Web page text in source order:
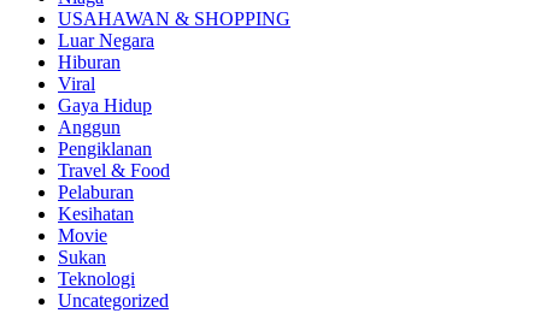
USAHAWAN & SHOPPING
Luar Negara
Hiburan
Viral
Gaya Hidup
Anggun
Pengiklanan
Travel & Food
Pelaburan
Kesihatan
Movie
Sukan
Teknologi
Uncategorized